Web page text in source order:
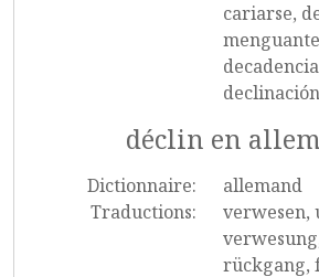
cariarse,
déclin en
Dictionnaire:
allemand
Traductions:
verwesen,
rückgang,